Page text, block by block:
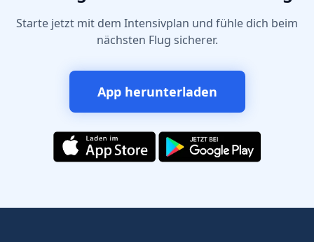
Starte jetzt mit dem Intensivplan und fühle dich beim
nächsten Flug sicherer.
App herunterladen